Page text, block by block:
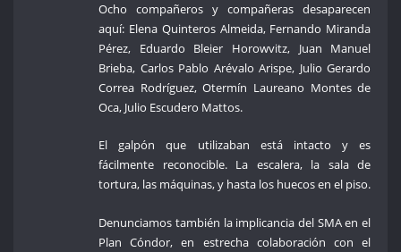
Ocho compañeros y compañeras desaparecen
aquí: Elena Quinteros Almeida, Fernando Miranda
Pérez, Eduardo Bleier Horowvitz, Juan Manuel
Brieba, Carlos Pablo Arévalo Arispe, Julio Gerardo
Correa Rodríguez, Otermín Laureano Montes de
Oca, Julio Escudero Mattos.
El galpón que utilizaban está intacto y es
fácilmente reconocible. La escalera, la sala de
tortura, las máquinas, y hasta los huecos en el piso.
Denunciamos también la implicancia del SMA en el
Plan Cóndor, en estrecha colaboración con el